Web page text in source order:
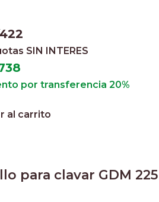
SIN INTERES
por transferencia 20%
al carrito
para clavar GDM